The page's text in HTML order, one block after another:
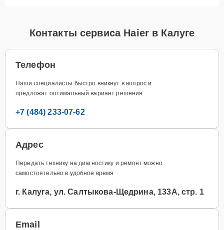
Контакты сервиса Haier в Калуге
Телефон
Наши специалисты быстро вникнут в вопрос и
предложат оптимальный вариант решения
+7 (484) 233-07-62
Адрес
Передать технику на диагностику и ремонт можно
самостоятельно в удобное время
г. Калуга, ул. Салтыкова-Щедрина, 133А, стр. 1
Email